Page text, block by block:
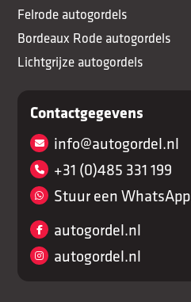
Felrode autogordels
Bordeaux Rode autogordels
Lichtgrijze autogordels
Contactgegevens
info@autogordel.nl
+31 (0)485 331 199
Stuur een WhatsApp
autogordel.nl
autogordel.nl